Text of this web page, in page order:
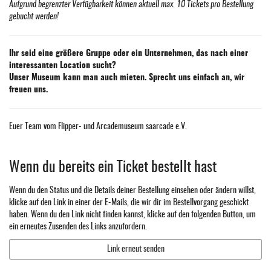
Aufgrund begrenzter Verfügbarkeit können aktuell max. 10 Tickets pro Bestellung
gebucht werden!
Ihr seid eine größere Gruppe oder ein Unternehmen, das nach einer
interessanten Location sucht?
Unser Museum kann man auch mieten. Sprecht uns einfach an, wir
freuen uns.
Euer Team vom Flipper- und Arcademuseum saarcade e.V.
Wenn du bereits ein Ticket bestellt hast
Wenn du den Status und die Details deiner Bestellung einsehen oder ändern willst,
klicke auf den Link in einer der E-Mails, die wir dir im Bestellvorgang geschickt
haben. Wenn du den Link nicht finden kannst, klicke auf den folgenden Button, um
ein erneutes Zusenden des Links anzufordern.
Link erneut senden